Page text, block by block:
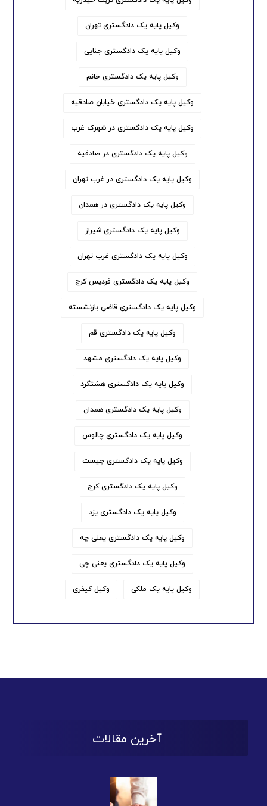
وکیل پایه یک دادگستری تهران
وکیل پایه یک دادگستری جنایی
وکیل پایه یک دادگستری خانم
وکیل پایه یک دادگستری خیابان صادقیه
وکیل پایه یک دادگستری در شهرک غرب
وکیل پایه یک دادگستری در صادقیه
وکیل پایه یک دادگستری در غرب تهران
وکیل پایه یک دادگستری در همدان
وکیل پایه یک دادگستری شیراز
وکیل پایه یک دادگستری غرب تهران
وکیل پایه یک دادگستری فردیس کرج
وکیل پایه یک دادگستری قاضی بازنشسته
وکیل پایه یک دادگستری قم
وکیل پایه یک دادگستری مشهد
وکیل پایه یک دادگستری هشتگرد
وکیل پایه یک دادگستری همدان
وکیل پایه یک دادگستری چالوس
وکیل پایه یک دادگستری چیست
وکیل پایه یک دادگستری کرج
وکیل پایه یک دادگستری یزد
وکیل پایه یک دادگستری یعنی چه
وکیل پایه یک دادگستری یعنی چی
وکیل پایه یک ملکی وکیل کیفری
آخرین مقالات